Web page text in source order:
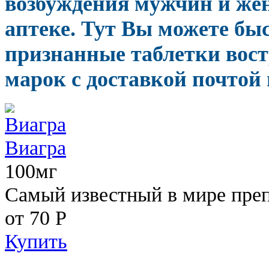
аптеке. Тут Вы можете
признанные таблетки
марок с доставкой
Виагра
100мг
Самый известный в мире
от 70 Р
Купить